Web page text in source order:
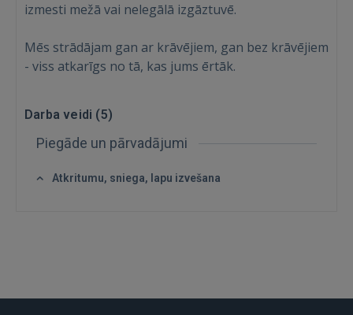
izmesti mežā vai nelegālā izgāztuvē.
Mēs strādājam gan ar krāvējiem, gan bez krāvējiem
- viss atkarīgs no tā, kas jums ērtāk.
Darba veidi (5)
Piegāde un pārvadājumi
Atkritumu, sniega, lapu izvešana